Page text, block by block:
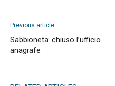
Previous article
Sabbioneta: chiuso l’ufficio
anagrafe